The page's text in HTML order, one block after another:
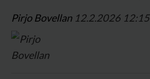
Pirjo Bovellan12.2.2026 12:15